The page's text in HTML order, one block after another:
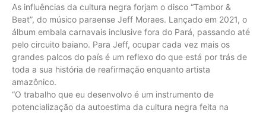
As influências da cultura negra forjam o disco “Tambor &
Beat”, do músico paraense Jeff Moraes. Lançado em 2021, o
álbum embala carnavais inclusive fora do Pará, passando até
pelo circuito baiano. Para Jeff, ocupar cada vez mais os
grandes palcos do país é um reflexo do que está por trás de
toda a sua história de reafirmação enquanto artista
amazônico.
“O trabalho que eu desenvolvo é um instrumento de
potencialização da autoestima da cultura negra feita na